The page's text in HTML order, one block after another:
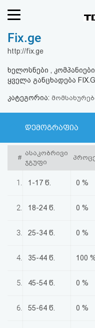
რეიტინგი
კითხვა-
პასუხი
ავტორიზაცია
რეგისტრაცია
პაროლის
აღდგენა
HTML
სალიცენზიო
Fix.ge
http://fix.ge
ხელოსნები ,
ყველა განცხადება
კატეგორია:
დემოგრაფია
#
ასაკობრივი
ჯგუფი
1. 1-17 წ. 0 %
2. 18-24 წ. 0 %
3. 25-34 წ. 0 %
4. 35-44 წ. 100
5. 45-54 წ. 0 %
6. 55-64 წ. 0 %